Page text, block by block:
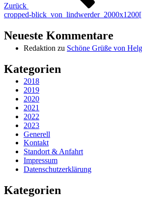
Zurück
cropped-
Neueste Kommentare
Redaktion zu Schöne Grüße von
Kategorien
2018
2019
2020
2021
2022
2023
Generell
Kontakt
Standort & Anfahrt
Impressum
Datenschutzerklärung
Kategorien